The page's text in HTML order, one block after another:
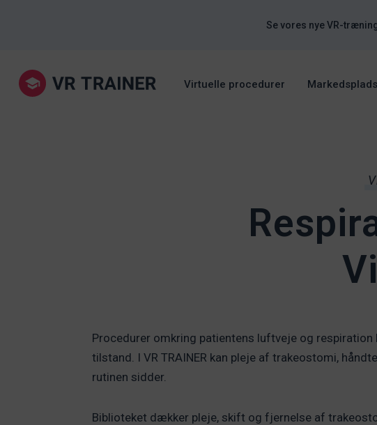
Se vores nye VR-
Virtuelle procedurer Markedsplads
Procedurer omkring patientens luftveje og
tilstand. I VR TRAINER kan pleje af trakeostomi,
rutinen sidder.
Biblioteket dækker pleje, skift og fjernelse af